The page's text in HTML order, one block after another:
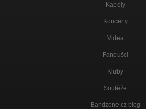
Drogy(lidová v úpravě pana Cicvárka)
Kapely
Koncerty
Videa
Fanoušci
Kluby
Soutěže
Bandzone.cz blog